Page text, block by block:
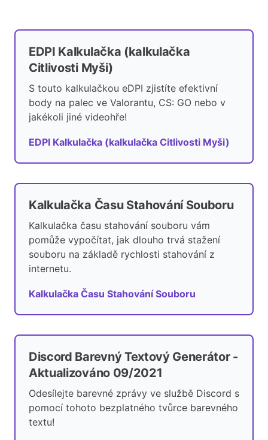
EDPI Kalkulačka (kalkulačka
Citlivosti Myši)
S touto kalkulačkou eDPI zjistíte efektivní
body na palec ve Valorantu, CS: GO nebo v
jakékoli jiné videohře!
EDPI Kalkulačka (kalkulačka Citlivosti Myši)
Kalkulačka Času Stahování Souboru
Kalkulačka času stahování souboru vám
pomůže vypočítat, jak dlouho trvá stažení
souboru na základě rychlosti stahování z
internetu.
Kalkulačka Času Stahování Souboru
Discord Barevný Textový Generátor -
Aktualizováno 09/2021
Odesílejte barevné zprávy ve službě Discord s
pomocí tohoto bezplatného tvůrce barevného
textu!